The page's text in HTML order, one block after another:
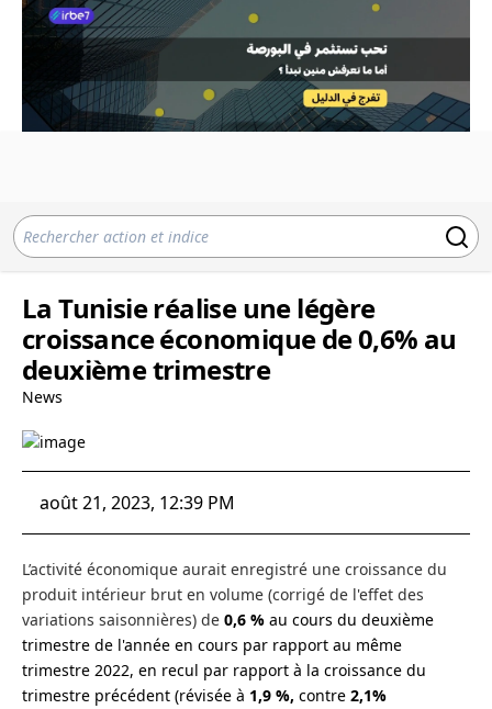
La Tunisie réalise une légère
croissance économique de 0,6% au
deuxième trimestre
News
août 21, 2023, 12:39 PM
L’activité économique aurait enregistré une croissance du
produit intérieur brut en volume (corrigé de l'effet des
variations saisonnières) de 0,6 % au cours du deuxième
trimestre de l'année en cours par rapport au même
trimestre 2022, en recul par rapport à la croissance du
trimestre précédent (révisée à 1,9 %, contre 2,1%